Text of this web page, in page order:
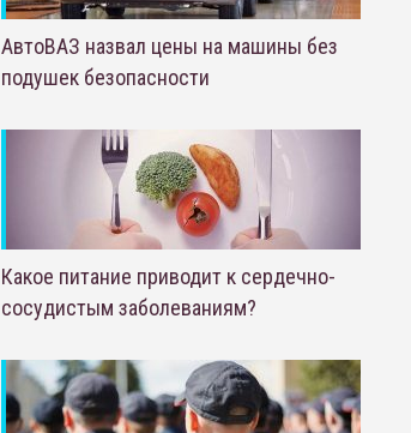
АвтоВАЗ назвал цены на машины без
подушек безопасности
Какое питание приводит к сердечно-
сосудистым заболеваниям?